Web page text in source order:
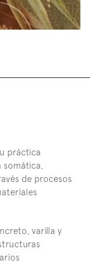
de procesos
varilla y